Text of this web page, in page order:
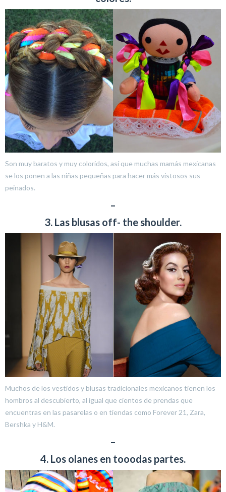
Son muy baratos y muy coloridos, así que muchas mamás mexicanas
se los ponen a las niñas pequeñas para hacer más vistosos sus
peinados.
–
3. Las blusas off- the shoulder.
Muchos de los vestidos y blusas tradicionales mexicanos tienen los
hombros al descubierto, al igual que cientos de prendas que
encuentras en las pasarelas o en tiendas como Forever 21, Zara,
Bershka y H&M.
–
4. Los olanes en tooodas partes.